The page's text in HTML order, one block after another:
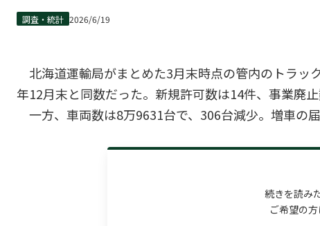
調査・統計 2026/6/19
北海道運輸局がまとめた3月末時点の管内のトラ
年12月末と同数だった。新規許可数は14件、事業廃止
一方、車両数は8万9631台で、306台減少。増車の
続きを読み
ご希望の